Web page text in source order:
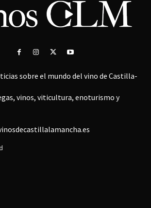
sobre el mundo del vino de Castilla-
vinos, viticultura, enoturismo y